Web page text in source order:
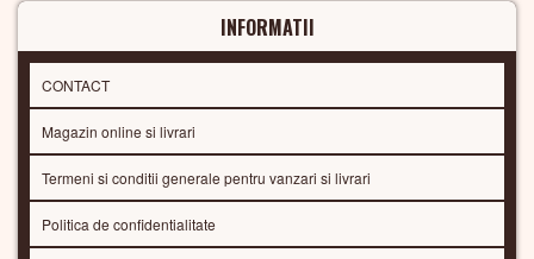
INFORMATII
CONTACT
Magazin online si livrari
Termeni si conditii generale pentru vanzari si livrari
Politica de confidentialitate